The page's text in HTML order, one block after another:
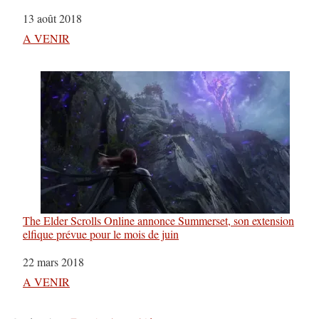
Date
13 août 2018
Par rapport à
A VENIR
The Elder Scrolls Online annonce Summerset, son extension
elfique prévue pour le mois de juin
Date
22 mars 2018
Par rapport à
A VENIR